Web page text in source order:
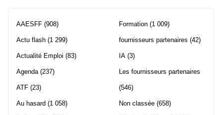
AAESFF (908)
Actu flash (1 299)
Actualité Emploi (83)
Agenda(237)
ATF (23)
Au hasard (1 058)
Formation (1 009)
fournisseurs partenaires (42)
IA (3)
Les fournisseurs partenaires
(546)
Non classée (658)